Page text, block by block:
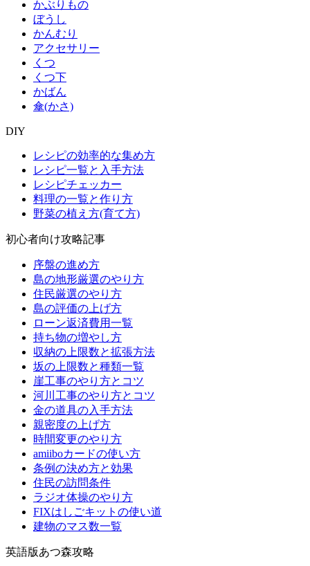
かぶりもの
ぼうし
かんむり
アクセサリー
くつ
くつ下
かばん
傘(かさ)
DIY
レシピの効率的な集め方
レシピ一覧と入手方法
レシピチェッカー
料理の一覧と作り方
野菜の植え方(育て方)
初心者向け攻略記事
序盤の進め方
島の地形厳選のやり方
住民厳選のやり方
島の評価の上げ方
ローン返済費用一覧
持ち物の増やし方
収納の上限数と拡張方法
坂の上限数と種類一覧
崖工事のやり方とコツ
河川工事のやり方とコツ
金の道具の入手方法
親密度の上げ方
時間変更のやり方
amiiboカードの使い方
条例の決め方と効果
住民の訪問条件
ラジオ体操のやり方
FIXはしごキットの使い道
建物のマス数一覧
英語版あつ森攻略